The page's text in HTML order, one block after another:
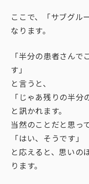
ここで、「サブグル
なります。
「半分の患者さん
す」
と言うと、
「じゃあ残りの半分
と訊かれます。
当然のことだと思っ
「はい、そうです」
と応えると、思いの
ります。